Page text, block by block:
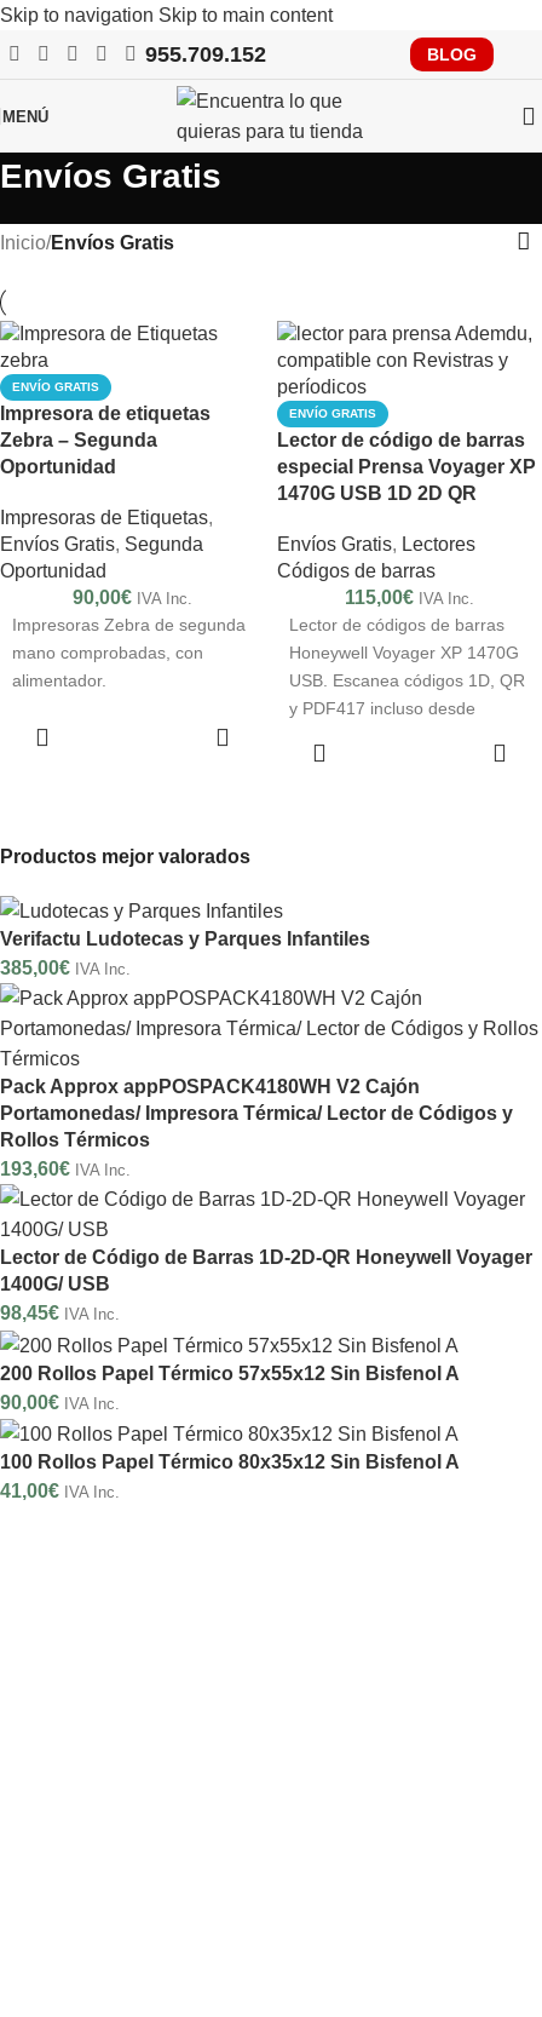
Skip to navigation Skip to main content
RECUERDA QUE PRONTO TENDRÁS QUE CUMPLIR CON
VERIFACTU, CONSÚLTANOS
955.709.152 BLOG
MENÚ
Envíos Gratis
Productos mejor valorados
Verifactu Ludotecas y Parques Infantiles
385,00€ IVA Inc.
Pack Approx appPOSPACK4180WH V2 Cajón
Portamonedas/ Impresora Térmica/ Lector de Códigos y
Rollos Térmicos
193,60€ IVA Inc.
Lector de Código de Barras 1D-2D-QR Honeywell Voyager
1400G/ USB
98,45€ IVA Inc.
200 Rollos Papel Térmico 57x55x12 Sin Bisfenol A
90,00€ IVA Inc.
100 Rollos Papel Térmico 80x35x12 Sin Bisfenol A
41,00€ IVA Inc.
Inicio/Envíos Gratis
ENVÍO GRATIS
Impresora de etiquetas
Zebra – Segunda
Oportunidad
Impresoras de Etiquetas,
Envíos Gratis, Segunda
Oportunidad
90,00€ IVA Inc.
Impresoras Zebra de segunda
mano comprobadas, con
alimentador.
ENVÍO GRATIS
Lector de código de barras
especial Prensa Voyager XP
1470G USB 1D 2D QR
Envíos Gratis, Lectores
Códigos de barras
115,00€ IVA Inc.
Lector de códigos de barras
Honeywell Voyager XP 1470G
USB. Escanea códigos 1D, QR
y PDF417 incluso desde
Ideal para TPV y tiendas.